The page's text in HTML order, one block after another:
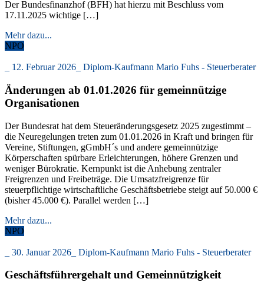
Der Bundesfinanzhof (BFH) hat hierzu mit Beschluss vom
17.11.2025 wichtige […]
Mehr dazu...
NPO
12. Februar 2026 Diplom-Kaufmann Mario Fuhs - Steuerberater
Änderungen ab 01.01.2026 für gemeinnützige
Organisationen
Der Bundesrat hat dem Steueränderungsgesetz 2025 zugestimmt –
die Neuregelungen treten zum 01.01.2026 in Kraft und bringen für
Vereine, Stiftungen, gGmbH´s und andere gemeinnützige
Körperschaften spürbare Erleichterungen, höhere Grenzen und
weniger Bürokratie. Kernpunkt ist die Anhebung zentraler
Freigrenzen und Freibeträge. Die Umsatzfreigrenze für
steuerpflichtige wirtschaftliche Geschäftsbetriebe steigt auf 50.000 €
(bisher 45.000 €). Parallel werden […]
Mehr dazu...
NPO
30. Januar 2026 Diplom-Kaufmann Mario Fuhs - Steuerberater
Geschäftsführergehalt und Gemeinnützigkeit